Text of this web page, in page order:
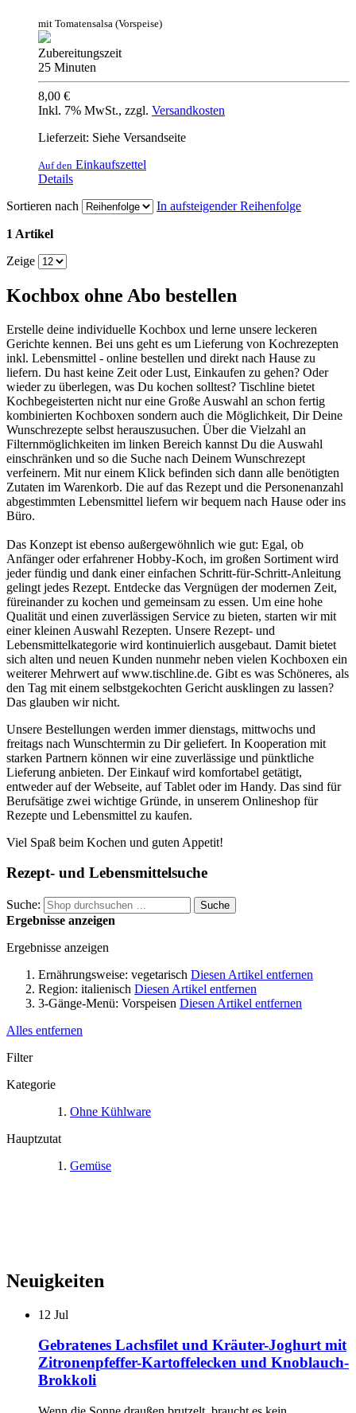
mit Tomatensalsa (Vorspeise)
Zubereitungszeit
25 Minuten
8,00 €
Inkl. 7% MwSt., zzgl. Versandkosten
Lieferzeit: Siehe Versandseite
Auf den Einkaufszettel
Details
Sortieren nach
In aufsteigender Reihenfolge
1 Artikel
Zeige
Kochbox ohne Abo bestellen
Erstelle deine individuelle Kochbox und lerne unsere leckeren
Gerichte kennen. Bei uns geht es um Lieferung von Kochrezepten
inkl. Lebensmittel - online bestellen und direkt nach Hause zu
liefern. Du hast keine Zeit oder Lust, Einkaufen zu gehen? Oder
wieder zu überlegen, was Du kochen solltest? Tischline bietet
Kochbegeisterten nicht nur eine Große Auswahl an schon fertig
kombinierten Kochboxen sondern auch die Möglichkeit, Dir Deine
Wunschrezepte selbst herauszusuchen. Über die Vielzahl an
Filternmöglichkeiten im linken Bereich kannst Du die Auswahl
einschränken und so die Suche nach Deinem Wunschrezept
verfeinern. Mit nur einem Klick befinden sich dann alle benötigten
Zutaten im Warenkorb. Die auf das Rezept und die Personenanzahl
abgestimmten Lebensmittel liefern wir bequem nach Hause oder ins
Büro.
Das Konzept ist ebenso außergewöhnlich wie gut: Egal, ob
Anfänger oder erfahrener Hobby-Koch, im großen Sortiment wird
jeder fündig und dank einer einfachen Schritt-für-Schritt-Anleitung
gelingt jedes Rezept. Entdecke das Vergnügen der modernen Zeit,
füreinander zu kochen und gemeinsam zu essen. Um eine hohe
Qualität und einen zuverlässigen Service zu bieten, starten wir mit
einer kleinen Auswahl Rezepten. Unsere Rezept- und
Lebensmittelkategorie wird kontinuierlich ausgebaut. Damit bietet
sich alten und neuen Kunden nunmehr neben vielen Kochboxen ein
weiterer Mehrwert auf www.tischline.de. Gibt es was Schöneres, als
den Tag mit einem selbstgekochten Gericht ausklingen zu lassen?
Das glauben wir nicht.
Unsere Bestellungen werden immer dienstags, mittwochs und
freitags nach Wunschtermin zu Dir geliefert. In Kooperation mit
starken Partnern können wir eine zuverlässige und pünktliche
Lieferung anbieten. Der Einkauf wird komfortabel getätigt,
entweder auf der Webseite, auf Tablet oder im Handy. Das sind für
Berufsätige zwei wichtige Gründe, in unserem Onlineshop für
Rezepte und Lebensmittel zu kaufen.
Viel Spaß beim Kochen und guten Appetit!
Rezept- und Lebensmittelsuche
Suche: Suche
Ergebnisse anzeigen
Ergebnisse anzeigen
Ernährungsweise: vegetarisch Diesen Artikel entfernen
Region: italienisch Diesen Artikel entfernen
3-Gänge-Menü: Vorspeisen Diesen Artikel entfernen
Alles entfernen
Filter
Kategorie
Ohne Kühlware
Hauptzutat
Gemüse
Neuigkeiten
12 Jul
Gebratenes Lachsfilet und Kräuter-Joghurt mit
Zitronenpfeffer-Kartoffelecken und Knoblauch-
Brokkoli